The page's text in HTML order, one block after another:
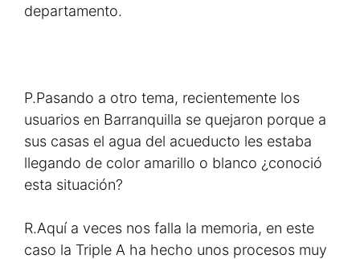
departamento.
P.Pasando a otro tema, recientemente los
usuarios en Barranquilla se quejaron porque a
sus casas el agua del acueducto les estaba
llegando de color amarillo o blanco ¿conoció
esta situación?
R.Aquí a veces nos falla la memoria, en este
caso la Triple A ha hecho unos procesos muy